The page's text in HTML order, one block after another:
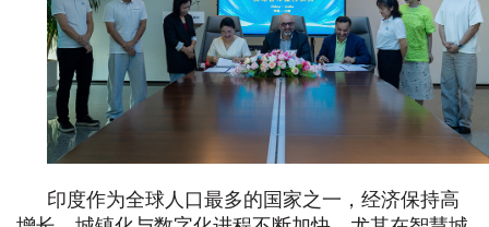
印度作为全球人口最多的国家之一，经济保持高